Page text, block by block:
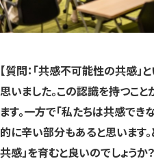
【質問：「共感不可能性の共感」
思いました。この認識を持つこ
ます。一方で「私たちは共感でき
的に辛い部分もあると思います
共感」を育むと良いのでしょうか？